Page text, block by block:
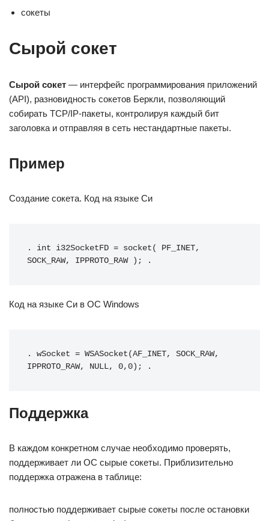
сокеты
Сырой сокет
Сырой сокет — интерфейс программирования приложений
(API), разновидность сокетов Беркли, позволяющий
собирать TCP/IP-пакеты, контролируя каждый бит
заголовка и отправляя в сеть нестандартные пакеты.
Пример
Создание сокета. Код на языке Си
. int i32SocketFD = socket ( PF_INET,
SOCK_RAW, IPPROTO_RAW ) ; .
Код на языке Си в ОС Windows
. wSocket = WSASocket ( AF_INET, SOCK_RAW,
IPPROTO_RAW, NULL, 0, 0 ) ; .
Поддержка
В каждом конкретном случае необходимо проверять,
поддерживает ли ОС сырые сокеты. Приблизительно
поддержка отражена в таблице:
полностью поддерживает сырые сокеты после остановки